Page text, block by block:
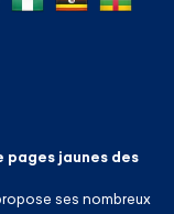
pages jaunes des
ses nombreux